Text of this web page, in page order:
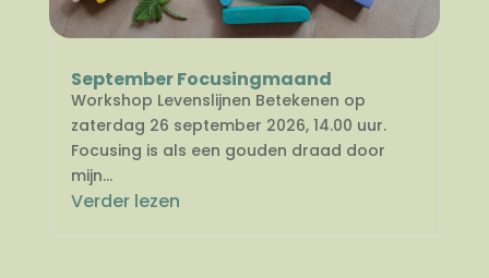
September Focusingmaand
Workshop Levenslijnen Betekenen op
zaterdag 26 september 2026, 14.00 uur.
Focusing is als een gouden draad door
mijn...
Verder lezen